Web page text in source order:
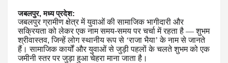
जबलपुर, मध्य प्रदेश:
जबलपुर ग्रामीण क्षेत्र में युवाओं की सामाजिक भागीदारी और
सक्रियता को लेकर एक नाम समय-समय पर चर्चा में रहता है —शुभम
श्रीवास्तव, जिन्हें लोग स्थानीय रूप से ‘राजा भैया’के नाम से जानते
हैं। सामाजिक कार्यों और युवाओं से जुड़ी पहलों के चलते शुभम को एक
जमीनी स्तर पर जुड़ा हुआ चेहरा माना जाता है।